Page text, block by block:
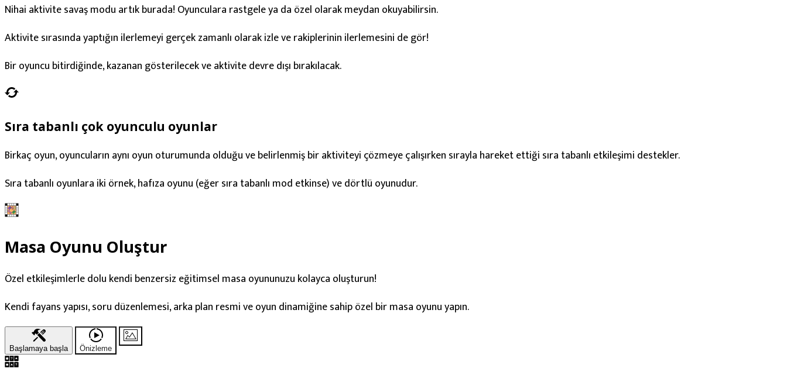
Nihai aktivite savaş modu artık burada! Oyunculara rastgele ya da özel olarak meydan okuyabilirsin.
Aktivite sırasında yaptığın ilerlemeyi gerçek zamanlı olarak izle ve rakiplerinin ilerlemesini de gör!
Bir oyuncu bitirdiğinde, kazanan gösterilecek ve aktivite devre dışı bırakılacak.
Sıra tabanlı çok oyunculu oyunlar
Birkaç oyun, oyuncuların aynı oyun oturumunda olduğu ve belirlenmiş bir aktiviteyi çözmeye çalışırken sırayla hareket ettiği sıra tabanlı etkileşimi destekler.
Sıra tabanlı oyunlara iki örnek, hafıza oyunu (eğer sıra tabanlı mod etkinse) ve dörtlü oyunudur.
Masa Oyunu Oluştur
Özel etkileşimlerle dolu kendi benzersiz eğitimsel masa oyununuzu kolayca oluşturun!
Kendi fayans yapısı, soru düzenlemesi, arka plan resmi ve oyun dinamiğine sahip özel bir masa oyunu yapın.
Başlamaya başla Önizleme